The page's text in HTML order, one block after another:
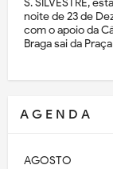
S. SILVESTRE,
noite de 23 de
com o apoio da
Braga sai da
A G E N D A
AGOSTO